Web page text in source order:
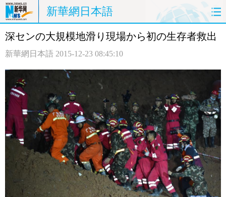
新華網日本語
ホームページ 政治 経済
中日対訳
深センの大規模地滑り現場から初の生存者救出
新華網日本語 2015-12-23 08:45:10